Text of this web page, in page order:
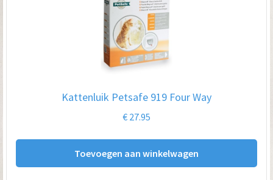
Kattenluik Petsafe 919 Four Way
€ 27.95
Toevoegen aan winkelwagen